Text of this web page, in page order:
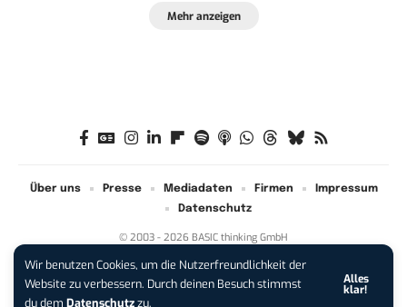
Wir benutzen Cookies, um die Nutzerfreundlichkeit der
Website zu verbessern. Durch deinen Besuch stimmst
du dem Datenschutzzu.
Alles
klar!
Mehr anzeigen
© 2003 - 2026 BASIC thinking GmbH
Über uns Presse Mediadaten Firmen
Impressum
Datenschutz
iPhone 17 Pro sichern:Für 1 € +
200 € Hardware-Bonus!